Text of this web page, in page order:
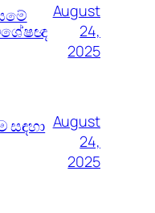
August
24,
2025
සඳහා August
24,
2025